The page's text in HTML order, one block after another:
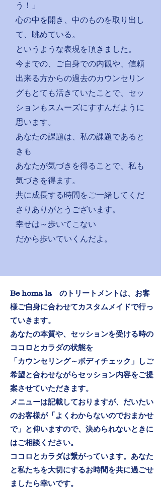
う！」
心の中を開き、中のものを取り出し
て、眺めている。
というような表現を頂きました。
今までの、ご自身での内観や、信頼
出来る方からの過去のカウンセリン
グもとても活きていたことで、セッ
ションもスムーズにすすんだように
思います。
あなたの課題は、私の課題であると
きも
あなたが気づきを得ることで、私も
気づきを得ます。
共に成長する時間をご一緒してくだ
さりありがとうございます。
幸せは～歩いてこない
だから歩いていくんだよ。
Be homa la のトリートメントは、お客
様ご自身に合わせてカスタムメイドで行っ
ていきます。
あなたの本質や、セッションを受ける時の
ココロとカラダの状態を
「カウンセリング～ボディチェック」しご
希望と合わせながらセッション内容をご提
案させていただきます。
メニューは記載しておりますが、だいたい
のお客様が「よくわからないのでおまかせ
で」と仰いますので、決められないときに
はご相談ください。
ココロとカラダは繋がっています。 ​あなた
と私たちを大切にするお時間を共に過ごせ
ましたら幸いです。